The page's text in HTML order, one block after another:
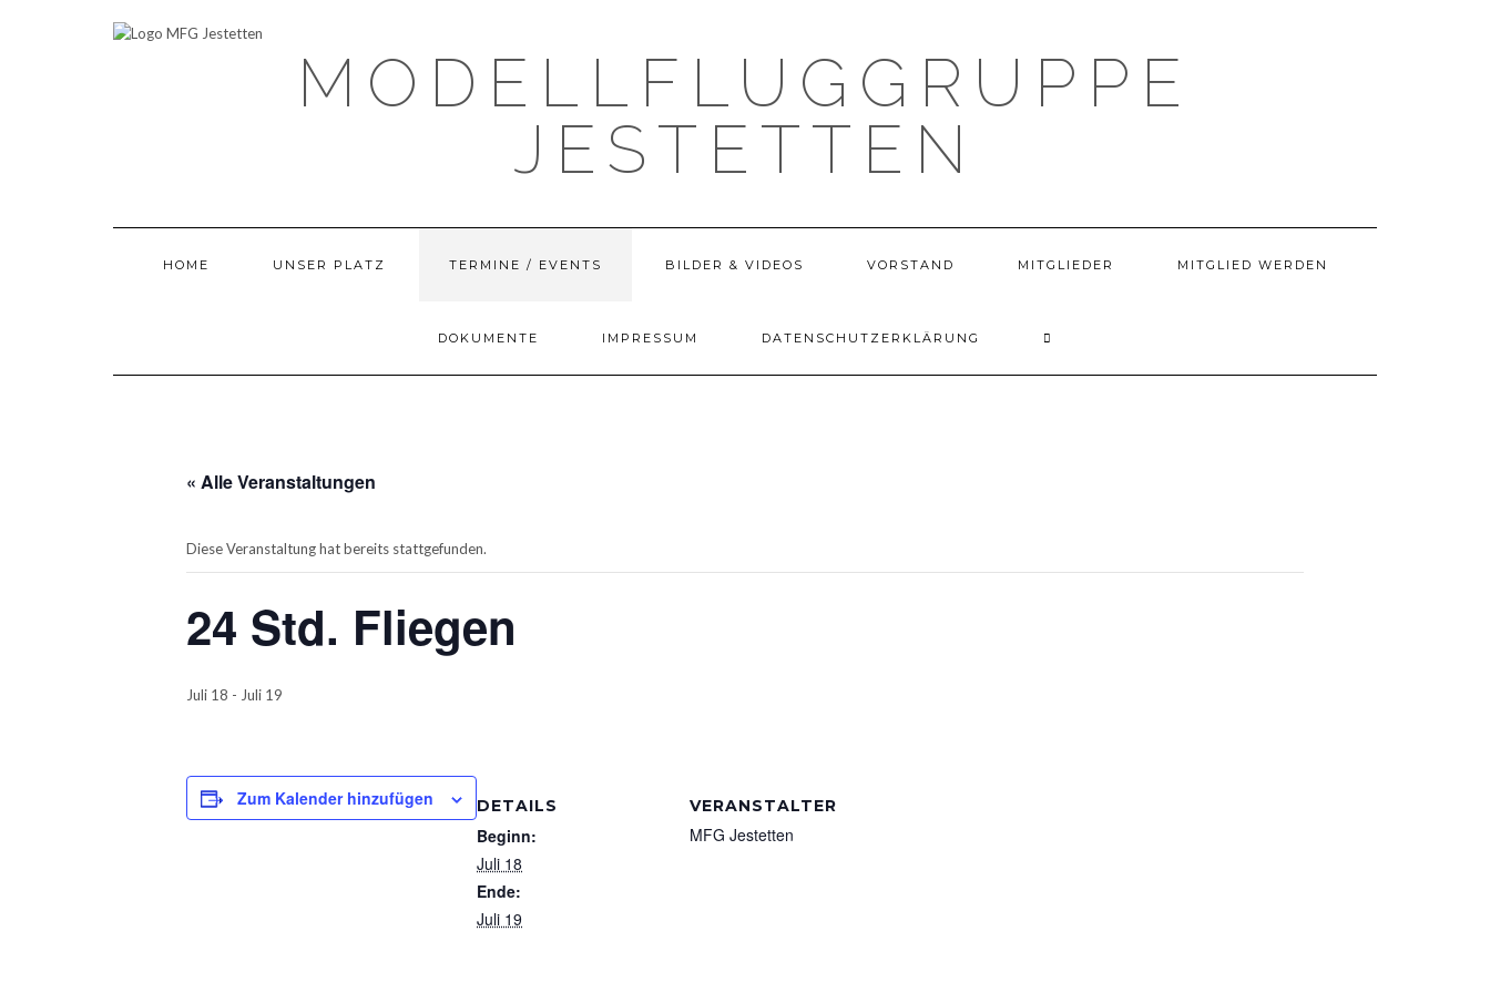
MODELLFLUGGRUPPE
JESTETTEN
HOME UNSER PLATZ TERMINE / EVENTS BILDER & VIDEOS VORSTAND MITGLIEDER MITGLIED WERDEN
DOKUMENTE IMPRESSUM DATENSCHUTZERKLÄRUNG
« Alle Veranstaltungen
Diese Veranstaltung hat bereits stattgefunden.
24 Std. Fliegen
Juli 18 - Juli 19
Zum Kalender hinzufügen DETAILS
Beginn:
Juli 18
Ende:
Juli 19
VERANSTALTER
MFG Jestetten